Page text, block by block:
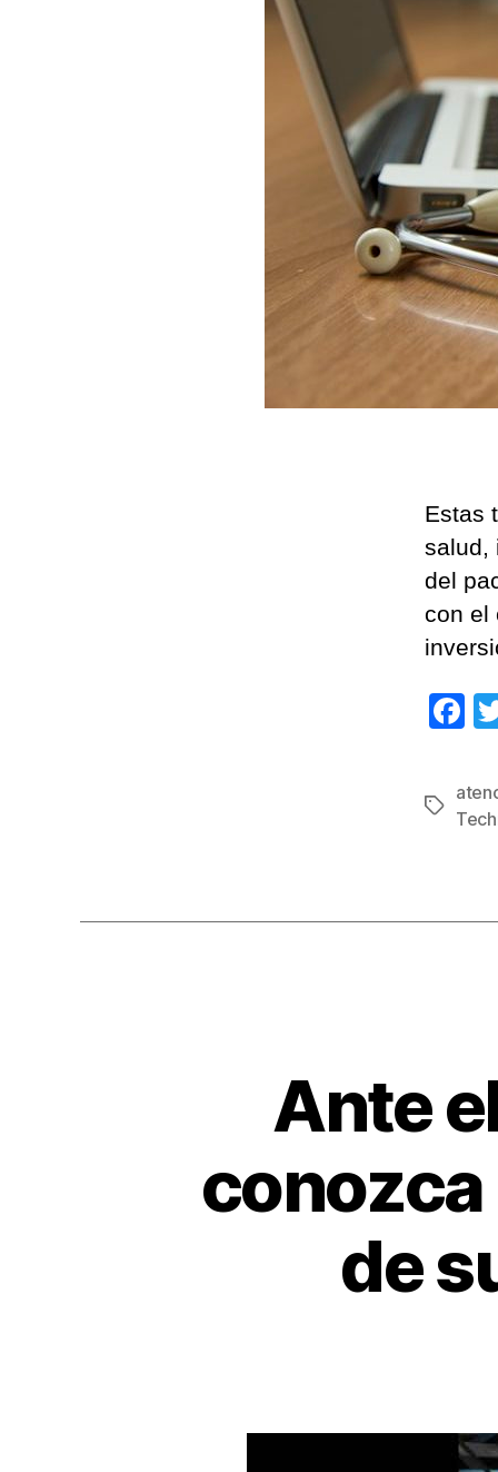
Estas
salud,
del
con el
F
c
e
o
Etiquetas
Ante
conozca
de